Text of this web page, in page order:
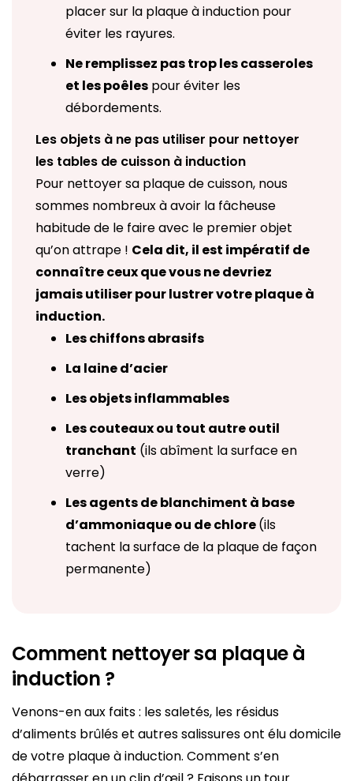
placer sur la plaque à induction pour
éviter les rayures.
Ne remplissez pas trop les casseroles
et les poêles pour éviter les
débordements.
Les objets à ne pas utiliser pour nettoyer
les tables de cuisson à induction
Pour nettoyer sa plaque de cuisson, nous
sommes nombreux à avoir la fâcheuse
habitude de le faire avec le premier objet
qu’on attrape ! Cela dit, il est impératif de
connaître ceux que vous ne devriez
jamais utiliser pour lustrer votre plaque à
induction.
Les chiffons abrasifs
La laine d’acier
Les objets inflammables
Les couteaux ou tout autre outil
tranchant (ils abîment la surface en
verre)
Les agents de blanchiment à base
d’ammoniaque ou de chlore(ils
tachent la surface de la plaque de façon
permanente)
Comment nettoyer sa plaque à
induction ?
Venons-en aux faits : les saletés, les résidus
d’aliments brûlés et autres salissures ont élu domicile
de votre plaque à induction. Comment s’en